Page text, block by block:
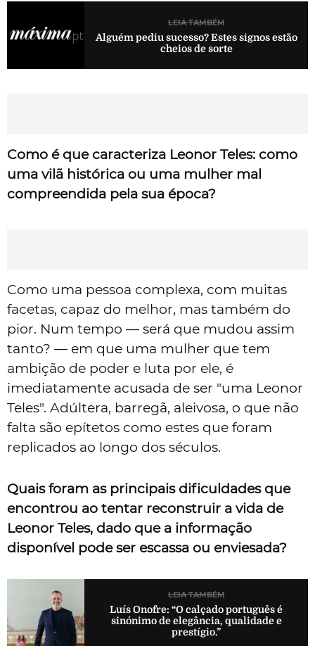
LEIA TAMBÉM
Alguém pediu sucesso? Estes signos estão
cheios de sorte
Como é que caracteriza Leonor Teles: como
uma vilã histórica ou uma mulher mal
compreendida pela sua época?
Como uma pessoa complexa, com muitas
facetas, capaz do melhor, mas também do
pior. Num tempo — será que mudou assim
tanto? — em que uma mulher que tem
ambição de poder e luta por ele, é
imediatamente acusada de ser "uma Leonor
Teles". Adúltera, barregã, aleivosa, o que não
falta são epítetos como estes que foram
replicados ao longo dos séculos.
Quais foram as principais dificuldades que
encontrou ao tentar reconstruir a vida de
Leonor Teles, dado que a informação
disponível pode ser escassa ou enviesada?
LEIA TAMBÉM
Luís Onofre: “O calçado português é
sinónimo de elegância, qualidade e
prestígio.”